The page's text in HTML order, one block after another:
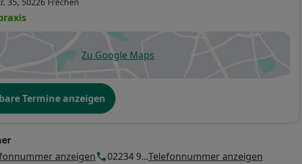
Zu Google Mapsöffnet in einer neuen Registerkarte
Termine anzeigen
anzeigen 02234 9...Telefonnummer anzeigen